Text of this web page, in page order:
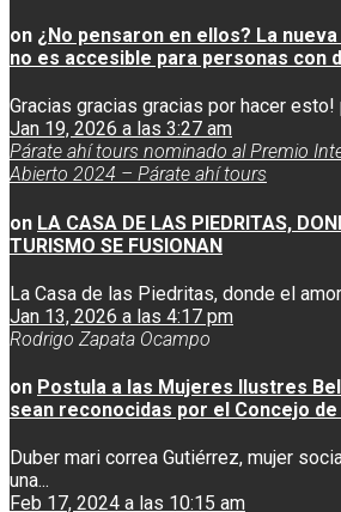
on ¿No pensaron en ellos? La
no es accesible para personas con
Gracias gracias gracias por hacer esto!
Jan 19, 2026 a las 3:27 am
Párate ahí tours nominado al Premio
Abierto 2024 – Párate ahí tours
on LA CASA DE LAS PIEDRITAS,
TURISMO SE FUSIONAN
La Casa de las Piedritas, donde el
Jan 13, 2026 a las 4:17 pm
Rodrigo Zapata Ocampo
on Postula a las Mujeres Ilustres
sean reconocidas por el Concejo de
Duber mari correa Gutiérrez, mujer
una...
Feb 17, 2024 a las 10:15 am